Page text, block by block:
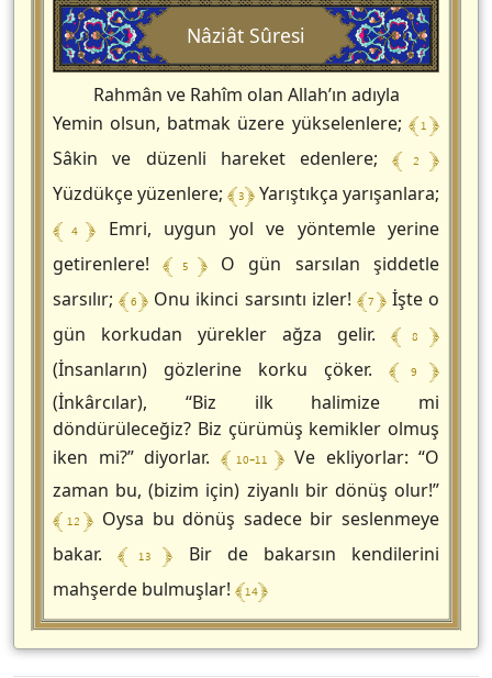
Nâziât Sûresi
Rahmân ve Rahîm olan Allah’ın adıyla
Yemin olsun, batmak üzere yükselenlere; ﴾ 1 ﴿
Sâkin ve düzenli hareket edenlere;﴾ 2 ﴿
Yüzdükçe yüzenlere;﴾ 3 ﴿Yarıştıkça yarışanlara;
﴾ 4 ﴿ Emri, uygun yol ve yöntemle yerine
getirenlere!﴾ 5 ﴿O gün sarsılan şiddetle
sarsılır;﴾ 6 ﴿Onu ikinci sarsıntı izler! ﴾ 7 ﴿İşte o
gün korkudan yürekler ağza gelir. ﴾ 8 ﴿
(İnsanların) gözlerine korku çöker. ﴾ 9 ﴿
(İnkârcılar), “Biz ilk halimize mi
döndürüleceğiz? Biz çürümüş kemikler olmuş
iken mi?” diyorlar. ﴾ 10-11 ﴿Ve ekliyorlar: “O
zaman bu, (bizim için) ziyanlı bir dönüş olur!”
﴾ 12 ﴿ Oysa bu dönüş sadece bir seslenmeye
bakar.﴾ 13 ﴿ Bir de bakarsın kendilerini
mahşerde bulmuşlar! ﴾ 14 ﴿